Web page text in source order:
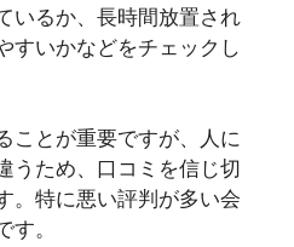
いるか、長時間放置され
すいかなどをチェックし
ことが重要ですが、人に
うため、口コミを信じ切
。特に悪い評判が多い会
。